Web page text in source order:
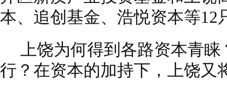
本、追创基金、浩悦资本等12
上饶为何得到各路资本青
行？在资本的加持下，上饶又